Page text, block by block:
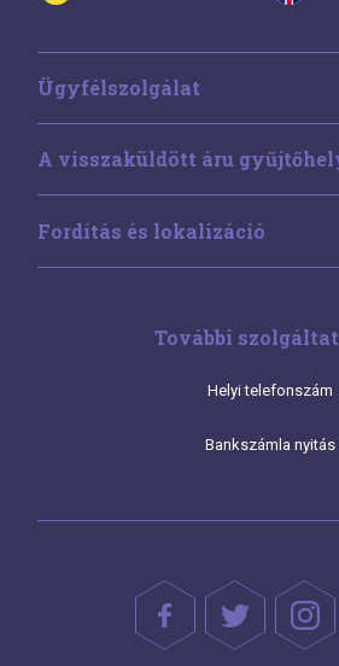
Ügyfélszolgálat
A visszaküldött áru
Fordítás és lokalizáció
További
Helyi telefonszám
Bankszámla nyitás